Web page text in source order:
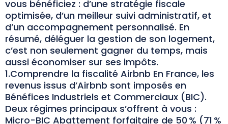
vous bénéficiez : d’une stratégie fiscale
optimisée, d’un meilleur suivi administratif, et
d’un accompagnement personnalisé. En
résumé, déléguer la gestion de son logement,
c’est non seulement gagner du temps, mais
aussi économiser sur ses impôts.
1.Comprendre la fiscalité Airbnb En France, les
revenus issus d’Airbnb sont imposés en
Bénéfices Industriels et Commerciaux (BIC).
Deux régimes principaux s’offrent à vous :
Micro-BIC Abattement forfaitaire de 50 % (71 %